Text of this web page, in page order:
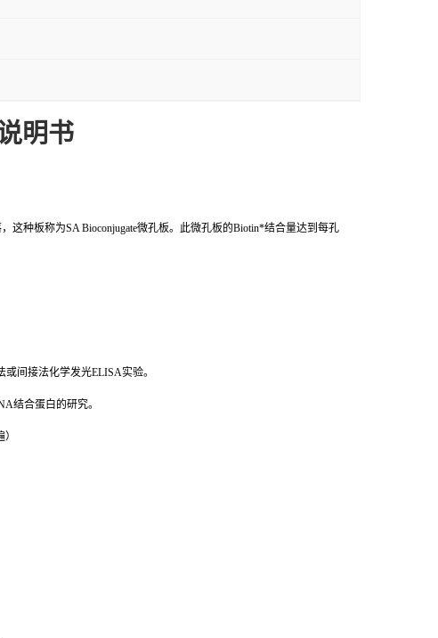
明书
这种板称为SA Bioconjugate微孔板。此微孔板的Biotin*结合量达到每孔
间接法化学发光ELISA实验。
结合蛋白的研究。